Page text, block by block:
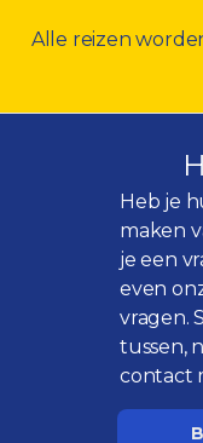
Alle reizen
Heb je
maken
je een
even
vragen.
tussen,
contact